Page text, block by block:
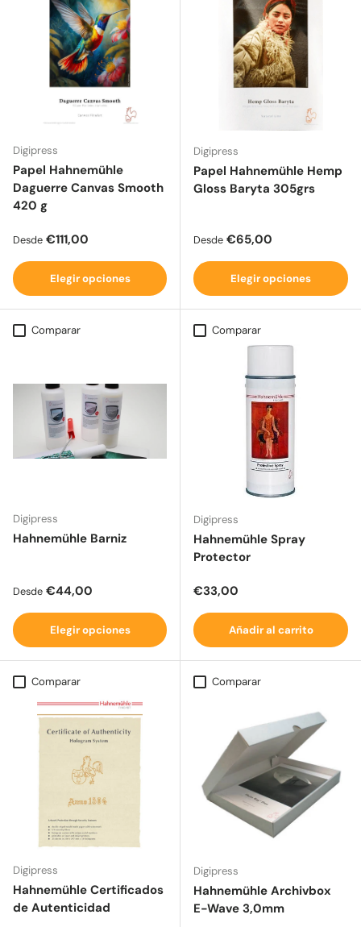
Digipress
Papel Hahnemühle
Daguerre Canvas Smooth
420 g
Precio normal
Desde €111,00
Elegir opciones
Digipress
Papel Hahnemühle Hemp
Gloss Baryta 305grs
Precio normal
Desde €65,00
Elegir opciones
Comparar
Digipress
Hahnemühle Barniz
Precio normal
Desde €44,00
Elegir opciones
Comparar
Digipress
Hahnemühle Spray
Protector
Precio normal
€33,00
Añadir al carrito
Comparar
Digipress
Hahnemühle Certificados
de Autenticidad
Comparar
Digipress
Hahnemühle Archivbox
E-Wave 3,0mm